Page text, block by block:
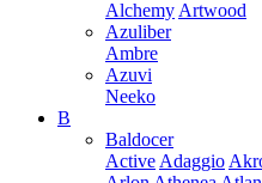
Alchemy Artwood
Azuliber
Ambre
Azuvi
Neeko
B
Baldocer
Active Adaggio